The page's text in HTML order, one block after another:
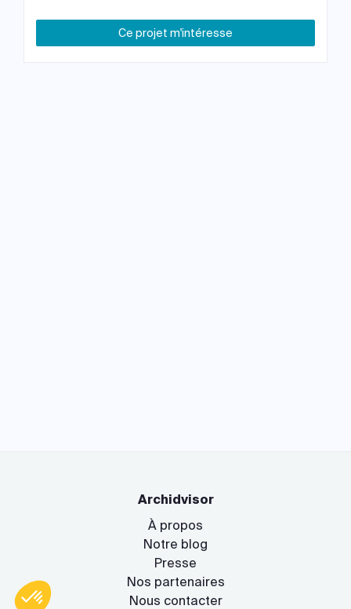
Ce projet m'intéresse
Archidvisor
À propos
Notre blog
Presse
Nos partenaires
Nous contacter